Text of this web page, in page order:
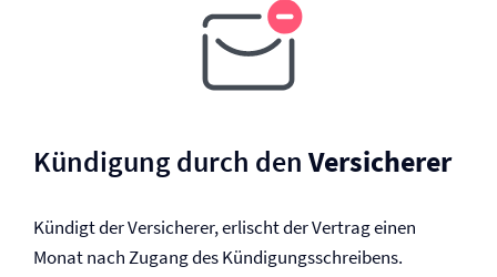
Kündigung durch den Versicherer
Kündigt der Versicherer, erlischt der Vertrag einen
Monat nach Zugang des Kündigungsschreibens.